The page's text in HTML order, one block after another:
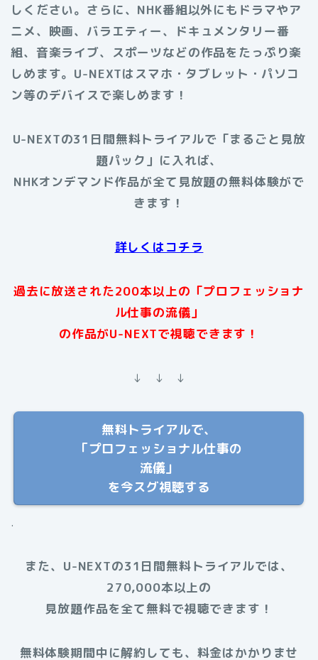
しください。さらに、NHK番組以外にもドラマやア
ニメ、映画、バラエティー、ドキュメンタリー番
組、音楽ライブ、スポーツなどの作品をたっぷり楽
しめます。U-NEXTはスマホ・タブレット・パソコ
ン等のデバイスで楽しめます！
U-NEXTの31日間無料トライアルで「まるごと見放
題パック」に入れば、
NHKオンデマンド作品が全て見放題の無料体験がで
きます！
詳しくはコチラ
過去に放送された200本以上の「プロフェッショナ
ル仕事の流儀」
の作品がU-NEXTで視聴できます！
↓ ↓ ↓
無料トライアルで、
「プロフェッショナル仕事の
流儀」
を今スグ視聴する
.
また、U-NEXTの31日間無料トライアルでは、
270,000本以上の
見放題作品を全て無料で視聴できます！
無料体験期間中に解約しても、料金はかかりませ